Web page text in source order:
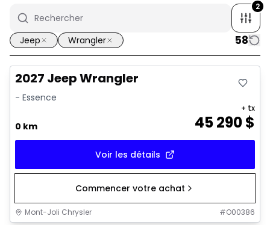
2
Jeep Wrangler 58
2027 Jeep Wrangler
- Essence
0 km 45 290$
+ tx
Voir les détails
Commencer votre achat
Mont-Joli Chrysler #O00386